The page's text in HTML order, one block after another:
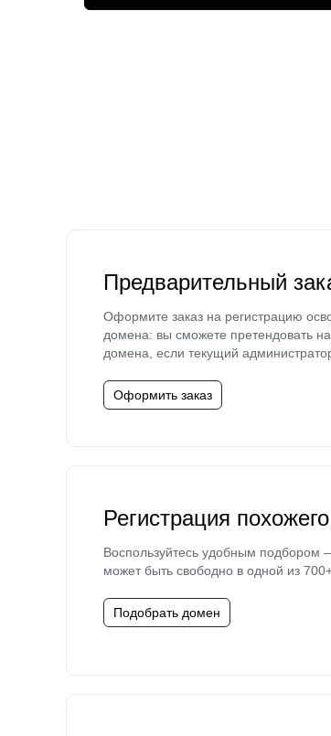
Предварительный
Оформите заказ на регистрацию
домена: вы сможете претендовать
домена, если текущий
Оформить заказ
Регистрация
Воспользуйтесь удобным подбором
может быть свободно в одной из
Подобрать домен